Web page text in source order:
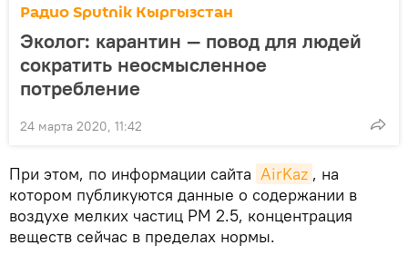
Радио Sputnik Кыргызстан
Эколог: карантин — повод для людей
сократить неосмысленное
потребление
24 марта 2020, 11:42
При этом, по информации сайта AirKaz , на
котором публикуются данные о содержании в
воздухе мелких частиц РМ 2.5, концентрация
веществ сейчас в пределах нормы.